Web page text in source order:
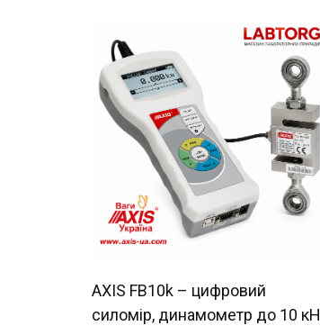
AXIS FB10k – цифровий
силомір, динамометр до 10 кН